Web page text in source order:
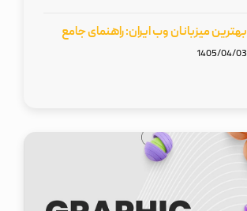
بهترین میزبانان وب ایران: راهنمای جامع
1405/04/03